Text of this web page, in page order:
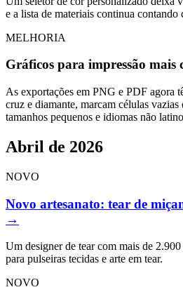
e a lista de materiais continua contando
MELHORIA
Gráficos para impressão mais
As exportações em PNG e PDF agora
cruz e diamante, marcam células
tamanhos pequenos e idiomas não
Abril de 2026
NOVO
Novo artesanato: tear de
→
Um designer de tear com mais de
para pulseiras tecidas e arte em tear.
NOVO